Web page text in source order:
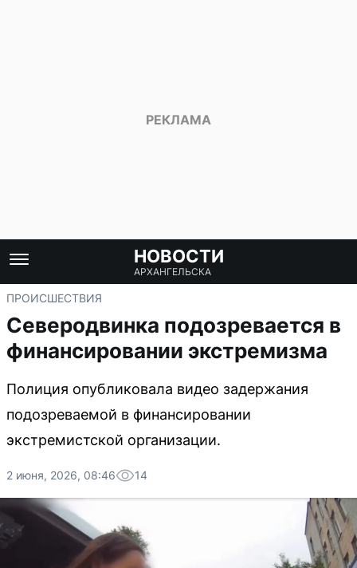
НОВОСТИ
АРХАНГЕЛЬСКА
ПРОИСШЕСТВИЯ
Северодвинка подозревается в
финансировании экстремизма
Полиция опубликовала видео задержания
подозреваемой в финансировании
экстремистской организации.
2 июня, 2026, 08:46 14